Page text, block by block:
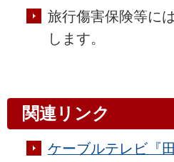
旅行傷害保険等に
します。
関連リンク
ケーブルテレビ『